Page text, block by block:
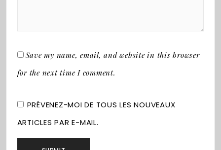
Save my name, email, and website in this browser
for the next time I comment.
PRÉVENEZ-MOI DE TOUS LES NOUVEAUX
ARTICLES PAR E-MAIL.